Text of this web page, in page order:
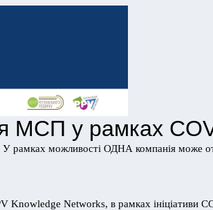
МСП у рамках
У рамках можливості ОДНА компанія може
Knowledge Networks, в рамках